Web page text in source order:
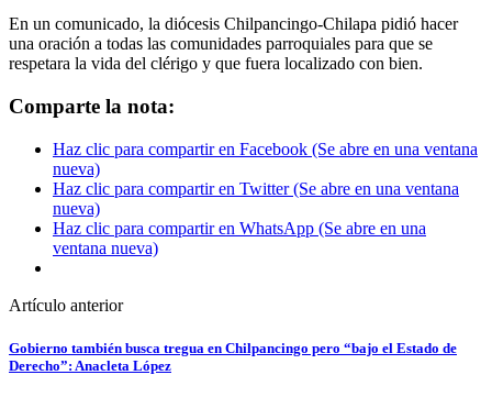
En un comunicado, la diócesis Chilpancingo-Chilapa pidió hacer
una oración a todas las comunidades parroquiales para que se
respetara la vida del clérigo y que fuera localizado con bien.
Comparte la nota:
Haz clic para compartir en Facebook (Se abre en una ventana
nueva)
Haz clic para compartir en Twitter (Se abre en una ventana
nueva)
Haz clic para compartir en WhatsApp (Se abre en una
ventana nueva)
Artículo anterior
Gobierno también busca tregua en Chilpancingo pero “bajo el Estado de
Derecho”: Anacleta López